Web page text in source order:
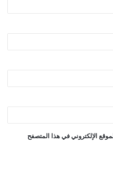
الإلكتروني في هذا المتصفح